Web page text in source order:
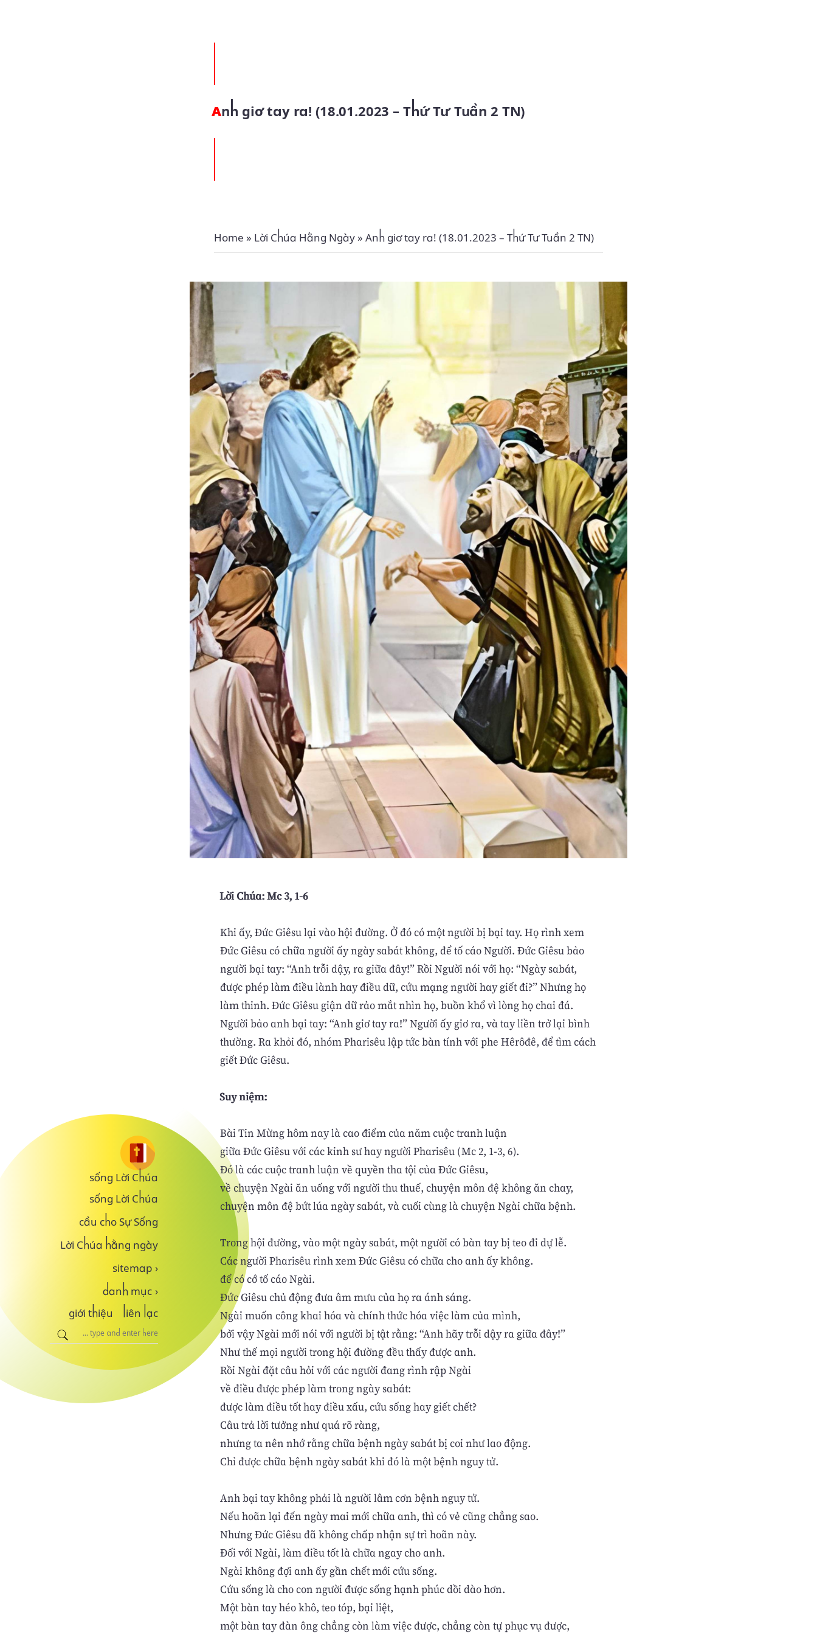
sống Lời Chúa
sống Lời Chúa
cầu cho Sự Sống
Lời Chúa hằng ngày
sitemap ›
danh mục ›
giới thiệu
liên lạc
Anh giơ tay ra! (18.01.2023 – Thứ Tư Tuần 2 TN)
Home » Lời Chúa Hằng Ngày» Anh giơ tay ra! (18.01.2023 – Thứ Tư Tuần 2 TN)
Lời Chúa: Mc 3, 1-6
Khi ấy, Đức Giêsu lại vào hội đường. Ở đó có một người bị bại tay. Họ rình xem
Đức Giêsu có chữa người ấy ngày sabát không, để tố cáo Người. Đức Giêsu bảo
người bại tay: “Anh trỗi dậy, ra giữa đây!” Rồi Người nói với họ: “Ngày sabát,
được phép làm điều lành hay điều dữ, cứu mạng người hay giết đi?” Nhưng họ
làm thinh. Đức Giêsu giận dữ rảo mắt nhìn họ, buồn khổ vì lòng họ chai đá.
Người bảo anh bại tay: “Anh giơ tay ra!” Người ấy giơ ra, và tay liền trở lại bình
thường. Ra khỏi đó, nhóm Pharisêu lập tức bàn tính với phe Hêrôđê, để tìm cách
giết Đức Giêsu.
Suy niệm:
Bài Tin Mừng hôm nay là cao điểm của năm cuộc tranh luận
giữa Đức Giêsu với các kinh sư hay người Pharisêu (Mc 2, 1-3, 6).
Đó là các cuộc tranh luận về quyền tha tội của Đức Giêsu,
về chuyện Ngài ăn uống với người thu thuế, chuyện môn đệ không ăn chay,
chuyện môn đệ bứt lúa ngày sabát, và cuối cùng là chuyện Ngài chữa bệnh.
Trong hội đường, vào một ngày sabát, một người có bàn tay bị teo đi dự lễ.
Các người Pharisêu rình xem Đức Giêsu có chữa cho anh ấy không.
để có cớ tố cáo Ngài.
Đức Giêsu chủ động đưa âm mưu của họ ra ánh sáng.
Ngài muốn công khai hóa và chính thức hóa việc làm của mình,
bởi vậy Ngài mới nói với người bị tật rằng: “Anh hãy trỗi dậy ra giữa đây!”
Như thế mọi người trong hội đường đều thấy được anh.
Rồi Ngài đặt câu hỏi với các người đang rình rập Ngài
về điều được phép làm trong ngày sabát:
được làm điều tốt hay điều xấu, cứu sống hay giết chết?
Câu trả lời tưởng như quá rõ ràng,
nhưng ta nên nhớ rằng chữa bệnh ngày sabát bị coi như lao động.
Chỉ được chữa bệnh ngày sabát khi đó là một bệnh nguy tử.
Anh bại tay không phải là người lâm cơn bệnh nguy tử.
Nếu hoãn lại đến ngày mai mới chữa anh, thì có vẻ cũng chẳng sao.
Nhưng Đức Giêsu đã không chấp nhận sự trì hoãn này.
Đối với Ngài, làm điều tốt là chữa ngay cho anh.
Ngài không đợi anh ấy gần chết mới cứu sống.
Cứu sống là cho con người được sống hạnh phúc dồi dào hơn.
Một bàn tay héo khô, teo tóp, bại liệt,
một bàn tay đàn ông chẳng còn làm việc được, chẳng còn tự phục vụ được,